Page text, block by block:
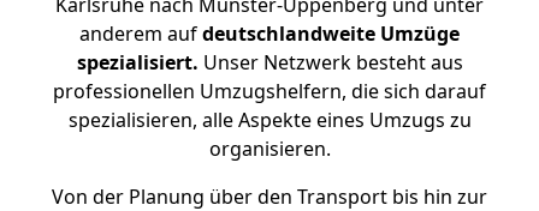
anderem aufdeutschlandweite Umzüge
spezialisiert. Unser Netzwerk besteht aus
professionellen Umzugshelfern, die sich darauf
spezialisieren, alle Aspekte eines Umzugs zu
organisieren.
Von der Planung über den Transport bis hin zur